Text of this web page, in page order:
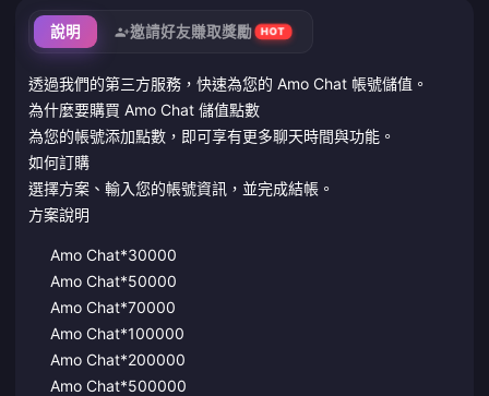
說明 邀請好友賺取獎勵 HOT
透過我們的第三方服務，快速為您的 Amo Chat 帳號儲值。
為什麼要購買 Amo Chat 儲值點數
為您的帳號添加點數，即可享有更多聊天時間與功能。
如何訂購
選擇方案、輸入您的帳號資訊，並完成結帳。
方案說明
Amo Chat*30000
Amo Chat*50000
Amo Chat*70000
Amo Chat*100000
Amo Chat*200000
Amo Chat*500000